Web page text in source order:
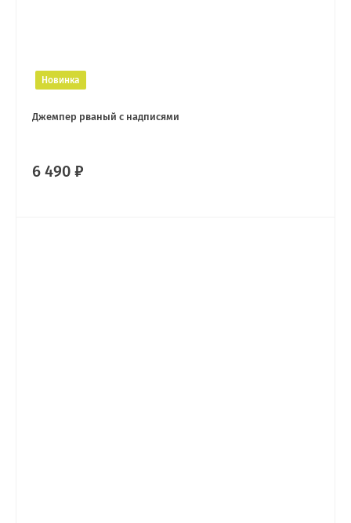
Новинка
Джемпер рваный с надписями
6 490 ₽